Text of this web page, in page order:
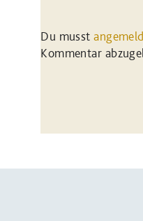
Du musst
Kommentar